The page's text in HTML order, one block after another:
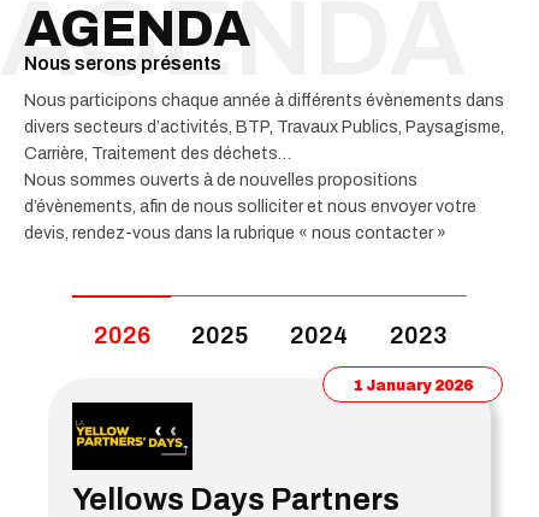
AGENDA
Nous serons présents
Nous participons chaque année à différents évènements dans
divers secteurs d’activités, BTP, Travaux Publics, Paysagisme,
Carrière, Traitement des déchets…
Nous sommes ouverts à de nouvelles propositions
d’évènements, afin de nous solliciter et nous envoyer votre
devis, rendez-vous dans la rubrique « nous contacter »
2026 2025 2024 2023
1 January 2026
Yellows Days Partners